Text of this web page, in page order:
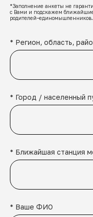
*Заполнение анкеты не
с Вами и подскажем
родителей–единомышленников.
* Регион, область,
* Город / населенный
* Ближайшая станция
* Ваше ФИО